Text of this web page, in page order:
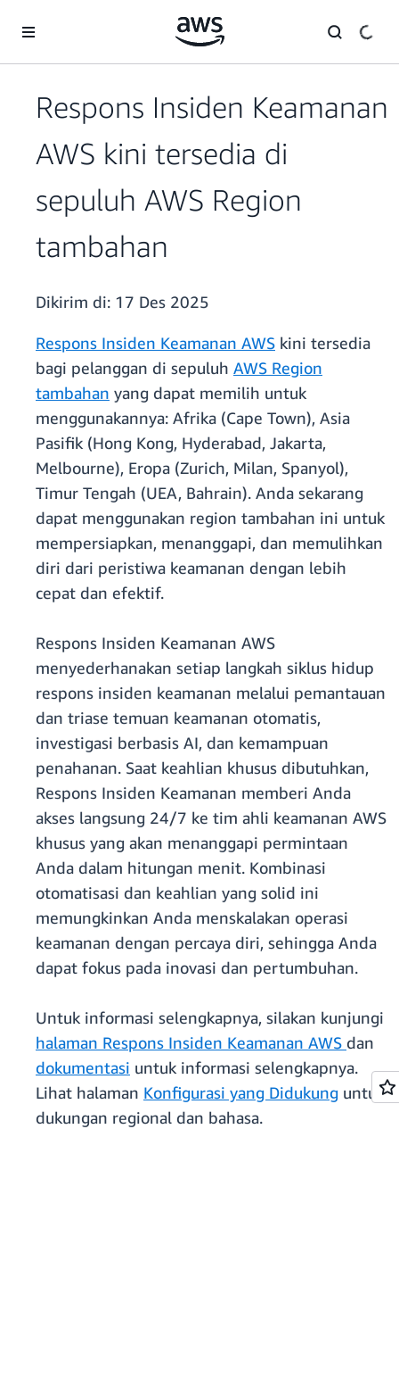
Respons Insiden Keamanan
AWS kini tersedia di
sepuluh AWS Region
tambahan
Dikirim di: 17 Des 2025
Respons Insiden Keamanan AWS kini tersedia
bagi pelanggan di sepuluh AWS Region
tambahan yang dapat memilih untuk
menggunakannya: Afrika (Cape Town), Asia
Pasifik (Hong Kong, Hyderabad, Jakarta,
Melbourne), Eropa (Zurich, Milan, Spanyol),
Timur Tengah (UEA, Bahrain). Anda sekarang
dapat menggunakan region tambahan ini untuk
mempersiapkan, menanggapi, dan memulihkan
diri dari peristiwa keamanan dengan lebih
cepat dan efektif.
Respons Insiden Keamanan AWS
menyederhanakan setiap langkah siklus hidup
respons insiden keamanan melalui pemantauan
dan triase temuan keamanan otomatis,
investigasi berbasis AI, dan kemampuan
penahanan. Saat keahlian khusus dibutuhkan,
Respons Insiden Keamanan memberi Anda
akses langsung 24/7 ke tim ahli keamanan AWS
khusus yang akan menanggapi permintaan
Anda dalam hitungan menit. Kombinasi
otomatisasi dan keahlian yang solid ini
memungkinkan Anda menskalakan operasi
keamanan dengan percaya diri, sehingga Anda
dapat fokus pada inovasi dan pertumbuhan.
Untuk informasi selengkapnya, silakan kunjungi
halaman Respons Insiden Keamanan AWS dan
dokumentasi untuk informasi selengkapnya.
Lihat halaman Konfigurasi yang Didukung untuk
dukungan regional dan bahasa.